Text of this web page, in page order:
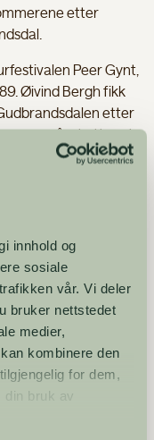
innhold og
sosiale
vår. Vi deler
bruker nettstedet
medier,
kombinere den
for dem,
din bruk av
etter
Peer Gynt,
Øivind Bergh fikk
etter
Larsen
minnepris: